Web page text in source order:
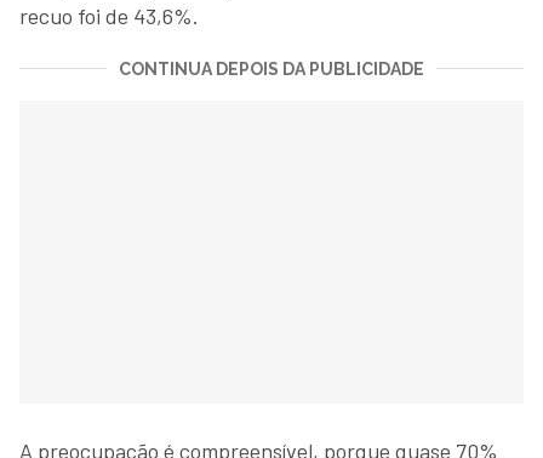
recuo foi de 43,6%.
CONTINUA DEPOIS DA PUBLICIDADE
A preocupação é compreensível, porque quase 70%